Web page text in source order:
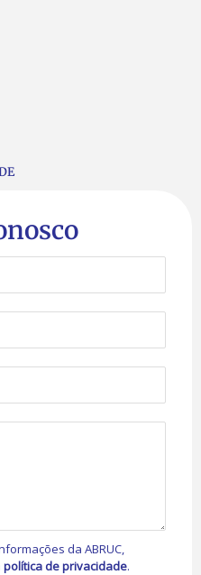
da ABRUC,
política de privacidade.